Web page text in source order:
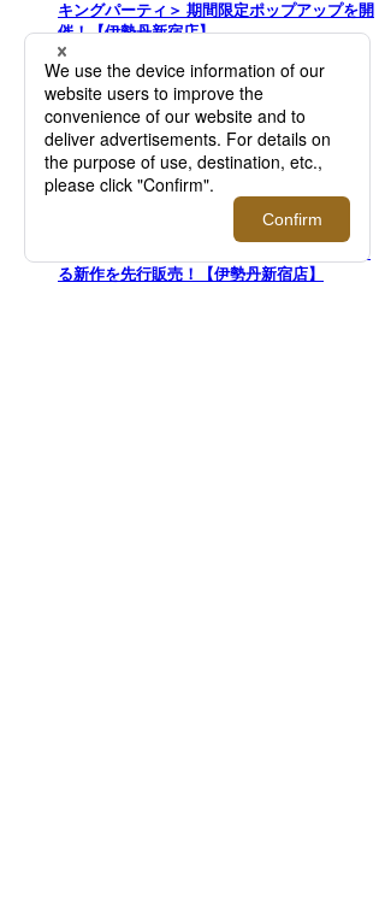
キングパーティ＞ 期間限定ポップアップを開
催！【伊勢丹新宿店】
2026.07.29 - 08.11
二面性が特徴のアイウエアブランド＜トゥー
る新作を先行販売！【伊勢丹新宿店】